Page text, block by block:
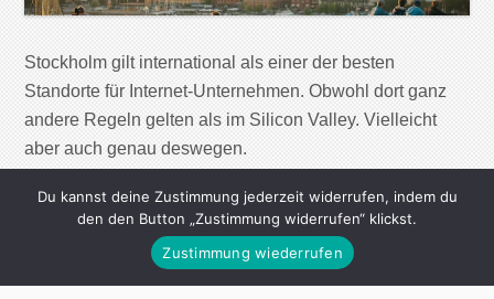
Stockholm gilt international als einer der besten
Standorte für Internet-Unternehmen. Obwohl dort ganz
andere Regeln gelten als im Silicon Valley. Vielleicht
aber auch genau deswegen.
Continue Reading
Du kannst deine Zustimmung jederzeit widerrufen, indem du
den den Button „Zustimmung widerrufen“ klickst.
Zustimmung wiederrufen